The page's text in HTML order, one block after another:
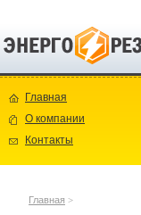
Главная
О компании
Контакты
Главная >